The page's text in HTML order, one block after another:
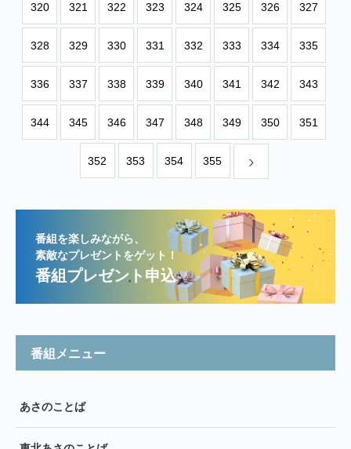
320 321 322 323 324 325 326 327
328 329 330 331 332 333 334 335
336 337 338 339 340 341 342 343
344 345 346 347 348 349 350 351
352 353 354 355
番組を楽しみながら、
素敵なプレゼントをゲット！
番組プレゼント申込
番組メニュー
あさのことば